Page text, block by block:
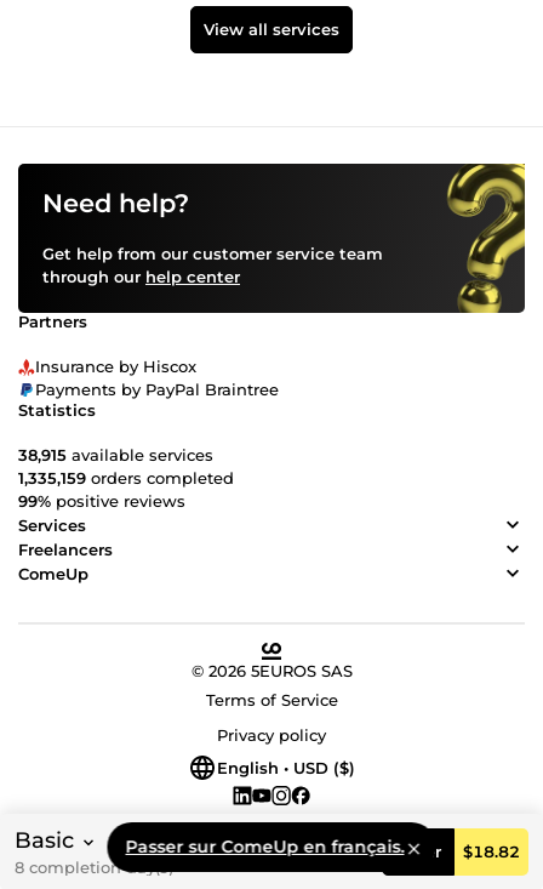
Basic
8 completion day(s)
Order $18.82
View all services
Passer sur ComeUp en français.
Need help?
Get help from our customer service team
through our help center
Partners
Insurance by Hiscox
Payments by PayPal Braintree
Statistics
38,915 available services
1,335,159 orders completed
99% positive reviews
Services
Freelancers
ComeUp
© 2026 5EUROS SAS
Terms of Service
Privacy policy
English • USD ($)